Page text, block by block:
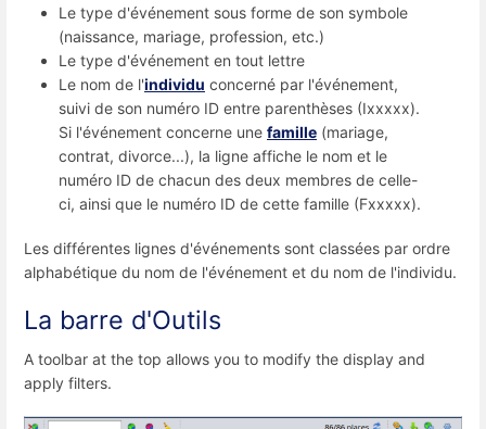
Le type d'événement sous forme de son symbole
(naissance, mariage, profession, etc.)
Le type d'événement en tout lettre
Le nom de l'individu concerné par l'événement,
suivi de son numéro ID entre parenthèses (Ixxxxx).
Si l'événement concerne une famille (mariage,
contrat, divorce...), la ligne affiche le nom et le
numéro ID de chacun des deux membres de celle-
ci, ainsi que le numéro ID de cette famille (Fxxxxx).
Les différentes lignes d'événements sont classées par ordre
alphabétique du nom de l'événement et du nom de l'individu.
La barre d'Outils
A toolbar at the top allows you to modify the display and
apply filters.